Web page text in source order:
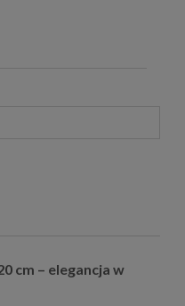
płatności
cm – elegancja w